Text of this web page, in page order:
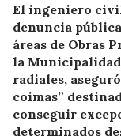
El ingeniero
denuncia
áreas de Obras
la Municipalidad
radiales,
coimas”
conseguir
determinados